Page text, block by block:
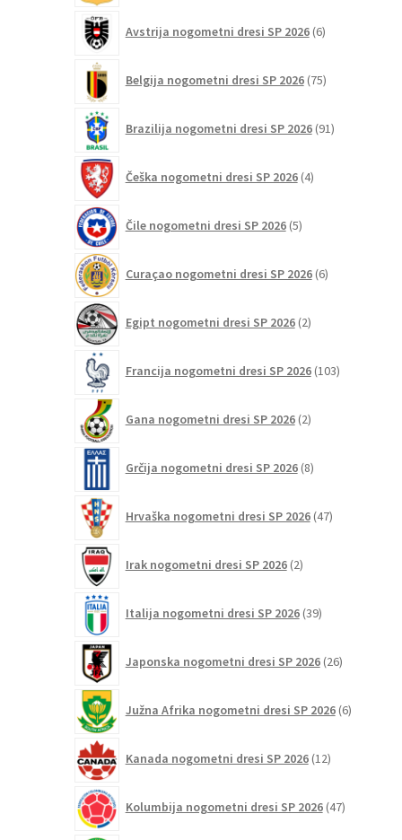
Avstrija nogometni dresi SP 2026 6izdelkov
Belgija nogometni dresi SP 2026 75izdelkov
Brazilija nogometni dresi SP 2026 91izdelkov
Češka nogometni dresi SP 2026 4izdelki
Čile nogometni dresi SP 2026 5izdelkov
Curaçao nogometni dresi SP 2026 6izdelkov
Egipt nogometni dresi SP 2026 2izdelka
Francija nogometni dresi SP 2026 103izdelki
Gana nogometni dresi SP 2026 2izdelka
Grčija nogometni dresi SP 2026 8izdelkov
Hrvaška nogometni dresi SP 2026 47izdelkov
Irak nogometni dresi SP 2026 2izdelka
Italija nogometni dresi SP 2026 39izdelkov
Japonska nogometni dresi SP 2026 26izdelkov
Južna Afrika nogometni dresi SP 2026 6izdelkov
Kanada nogometni dresi SP 2026 12izdelkov
Kolumbija nogometni dresi SP 2026 47izdelkov